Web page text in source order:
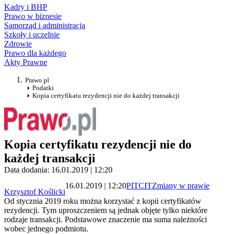
Kadry i BHP
Prawo w biznesie
Samorząd i administracja
Szkoły i uczelnie
Zdrowie
Prawo dla każdego
Akty Prawne
Prawo.pl
Podatki
Kopia certyfikatu rezydencji nie do każdej transakcji
Kopia certyfikatu rezydencji nie do
każdej transakcji
Data dodania: 16.01.2019 | 12:20
Krzysztof Koślicki
16.01.2019 | 12:20PITCITZmiany w prawie
Od stycznia 2019 roku można korzystać z kopii certyfikatów
rezydencji. Tym uproszczeniem są jednak objęte tylko niektóre
rodzaje transakcji. Podstawowe znaczenie ma suma należności
wobec jednego podmiotu.